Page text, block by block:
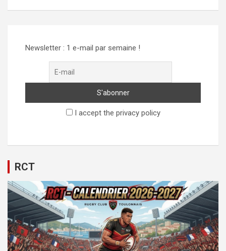
Newsletter : 1 e-mail par semaine !
I accept the privacy policy
RCT